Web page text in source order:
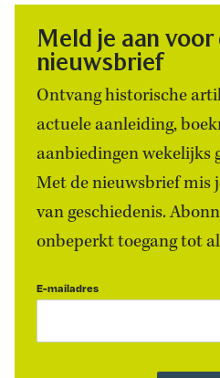
Meld je aan voor
nieuwsbrief
Ontvang historische
actuele aanleiding,
aanbiedingen wekelijks
Met de nieuwsbrief mis
van geschiedenis.
onbeperkt toegang tot
E-mailadres